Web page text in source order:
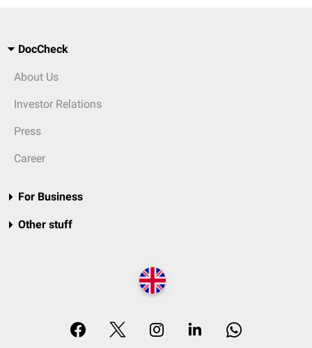
DocCheck
About Us
Investor Relations
Press
Career
For Business
Other stuff